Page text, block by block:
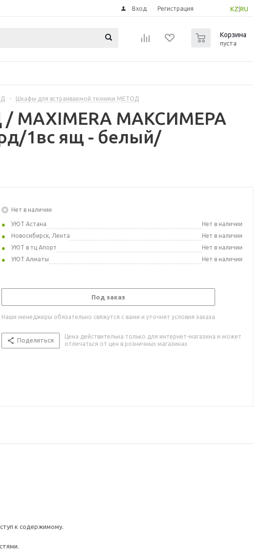
KZ RU
Вход Регистрация
Корзина
пуста
- Шкафы для встраиваемой техники МЕТОД
/ MAXIMERA МАКСИМЕРА
1вс ящ - белый/
Нет в наличии
УЮТ Астана
Нет в наличии
Новосибирск, Лента
Нет в наличии
УЮТ в тц Апорт
Нет в наличии
УЮТ Алматы
Нет в наличии
Под заказ
Наши менеджеры обязательно свяжутся с вами и уточнят условия заказа
Поделиться
Цена действительна только для интернет-магазина и может
отличаться от цен в розничных магазинах
к содержимому.